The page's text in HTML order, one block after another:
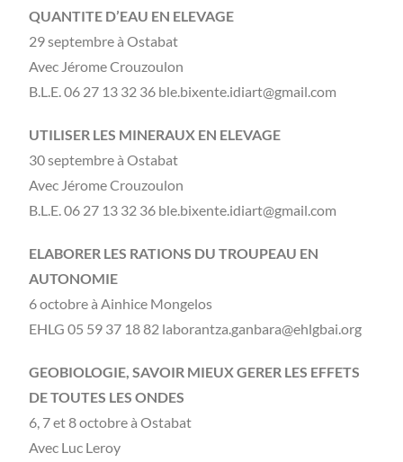
QUANTITE D’EAU EN ELEVAGE
29 septembre à Ostabat
Avec Jérome Crouzoulon
B.L.E. 06 27 13 32 36 ble.bixente.idiart@gmail.com
UTILISER LES MINERAUX EN ELEVAGE
30 septembre à Ostabat
Avec Jérome Crouzoulon
B.L.E. 06 27 13 32 36 ble.bixente.idiart@gmail.com
ELABORER LES RATIONS DU TROUPEAU EN
AUTONOMIE
6 octobre à Ainhice Mongelos
EHLG 05 59 37 18 82 laborantza.ganbara@ehlgbai.org
GEOBIOLOGIE, SAVOIR MIEUX GERER LES EFFETS
DE TOUTES LES ONDES
6, 7 et 8 octobre à Ostabat
Avec Luc Leroy